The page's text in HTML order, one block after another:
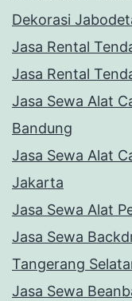
Dekorasi
Jasa Rental
Jasa Rental
Jasa Sewa Alat
Bandung
Jasa Sewa Alat
Jakarta
Jasa Sewa Alat
Jasa Sewa
Tangerang
Jasa Sewa